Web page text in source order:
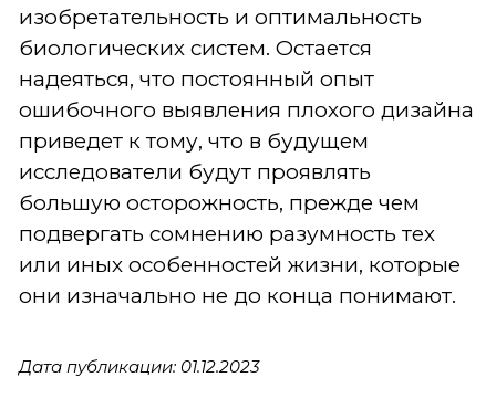
изобретательность и оптимальность
биологических систем. Остается
надеяться, что постоянный опыт
ошибочного выявления плохого дизайна
приведет к тому, что в будущем
исследователи будут проявлять
большую осторожность, прежде чем
подвергать сомнению разумность тех
или иных особенностей жизни, которые
они изначально не до конца понимают.
Дата публикации: 01.12.2023